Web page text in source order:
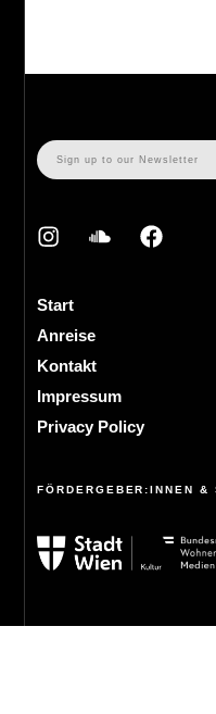
Start
Anreise
Kontakt
Impressum
Privacy Policy
FÖRDERGEBER:INNEN &